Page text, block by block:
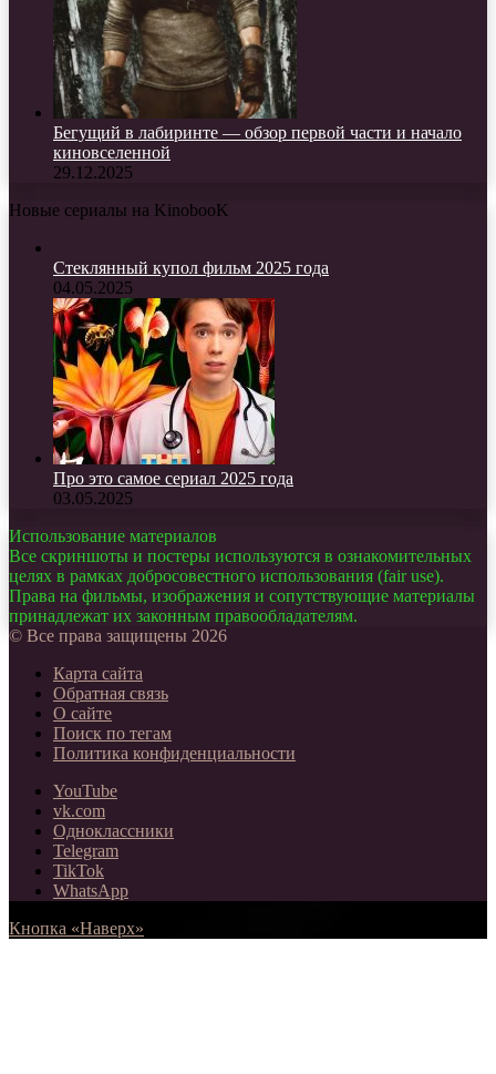
Бегущий в лабиринте — обзор первой части и начало
киновселенной
29.12.2025
Новые сериалы на KinobooK
Стеклянный купол фильм 2025 года
04.05.2025
Про это самое сериал 2025 года
03.05.2025
Использование материалов
Все скриншоты и постеры используются в ознакомительных
целях в рамках добросовестного использования (fair use).
Права на фильмы, изображения и сопутствующие материалы
принадлежат их законным правообладателям.
© Все права защищены 2026
Карта сайта
Обратная связь
О сайте
Поиск по тегам
Политика конфиденциальности
YouTube
vk.com
Одноклассники
Telegram
TikTok
WhatsApp
Кнопка «Наверх»